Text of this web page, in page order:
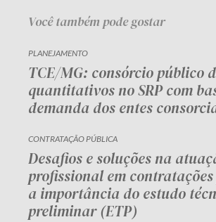
Você também pode gostar
PLANEJAMENTO
TCE/MG: consórcio público
quantitativos no SRP com
demanda dos entes
CONTRATAÇÃO PÚBLICA
Desafios e soluções na
profissional em
a importância do estudo
preliminar (ETP)